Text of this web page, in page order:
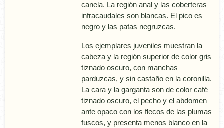
canela. La región anal y las coberteras
infracaudales son blancas. El pico es
negro y las patas negruzcas.
Los ejemplares juveniles muestran la
cabeza y la región superior de color gris
tiznado oscuro, con manchas
parduzcas, y sin castaño en la coronilla.
La cara y la garganta son de color café
tiznado oscuro, el pecho y el abdomen
ante opaco con los flecos de las plumas
fuscos, y presenta menos blanco en la